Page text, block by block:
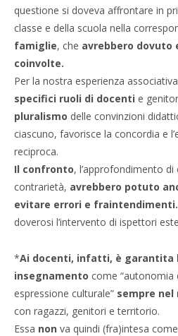
questione si doveva affrontare in
classe e della scuola nella
famiglie, che avrebbero dovuto
coinvolte.
Per la nostra esperienza
specifici ruoli di docenti e
pluralismo delle convinzioni
ciascuno, favorisce la concordia e
reciproca.
Il confronto, l’approfondimento
contrarietà, avrebbero potuto
evitare errori e fraintendimenti.
doverosi l’intervento di ispettori
*Ai docenti, infatti, è garantita
insegnamento come “autonomia
espressione culturale” sempre
con ragazzi, genitori e territorio.
Essa non va quindi (fra)intesa come